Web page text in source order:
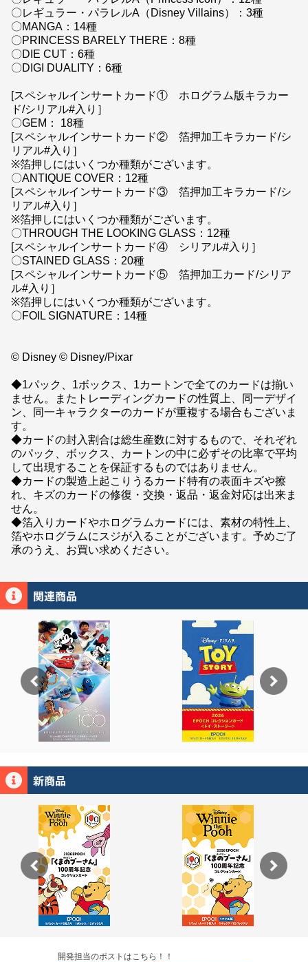
〇レギュラー・パラレルA（Disney Villains）：3種
〇MANGA：14種
〇PRINCESS BARELY THERE：8種
〇DIE CUT：6種
〇DIGI DUALITY：6種
[スペシャルインサートカード① ホログラム版キラカー
ド/シリアル#入り］
〇GEM： 18種
[スペシャルインサートカード② 箔押加工キラカード/シ
リアル#入り］
※箔押しにはいくつか種類がございます。
〇ANTIQUE COVER：12種
[スペシャルインサートカード③ 箔押加工キラカード/シ
リアル#入り］
※箔押しにはいくつか種類がございます。
〇THROUGH THE LOOKING GLASS：12種
[スペシャルインサートカード④ シリアル#入り］
〇STAINED GLASS：20種
[スペシャルインサートカード⑤ 箔押加工カード/シリア
ル#入り］
※箔押しにはいくつか種類がございます。
〇FOIL SIGNATURE：14種
© Disney © Disney/Pixar
◆1パック、1ボックス、1カートンで全てのカードは揃い
ません。またトレーディングカードの性質上、同一デザイ
ン、同一キャラクターのカードが重複する場合もございま
す。
◆カードの封入割合は総生産数に対するもので、それぞれ
のパック、ボックス、カートンの中に必ずその比率で平均
して出現することを保証するものではありません。
◆カードの製造上起こりうるカード特有の表面キズや擦
れ、キズのカードの修復・交換・返品・返金対応は出来ま
せん。
◆箔入りカードやホログラムカードには、素材の特性上、
箔やホログラムにスジが入ることがございます。予めご了
承のうえ、お買い求めください。
開発担当のポストはこちら！！